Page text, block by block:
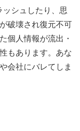
ッシュしたり、思
破壊され復元不可
個人情報が流出・
もあります。あな
会社にバレてしま